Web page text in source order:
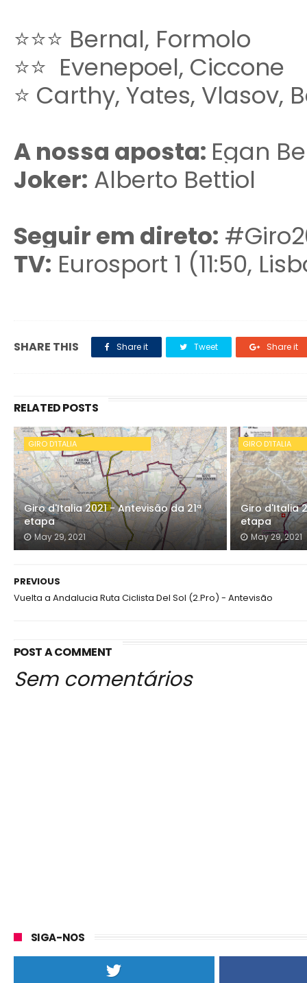
⭐⭐⭐ Bernal, Formolo
⭐⭐ Evenepoel, Ciccone
⭐ Carthy, Yates, Vlasov,
A nossa aposta: Egan
Joker: Alberto Bettiol
Seguir em direto:
TV: Eurosport 1 (11:50,
SHARE THIS Share it Tweet Share it
RELATED POSTS
GIRO D'ITALIA
Giro d'Italia 2021 - Antevisão da 21ª
etapa
May 29, 2021
GIRO D'ITALIA
Giro d'Italia
etapa
May 29, 2021
PREVIOUS
Vuelta a Andalucia Ruta Ciclista Del Sol (2.Pro) - Antevisão
POST A COMMENT
Sem comentários
SIGA-NOS